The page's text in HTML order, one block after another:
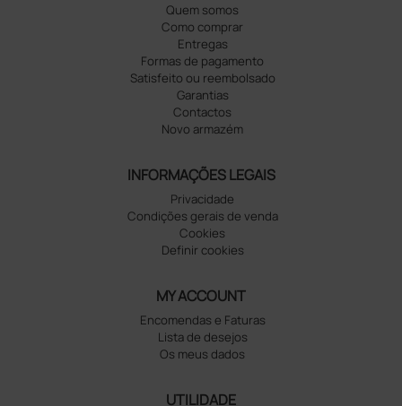
Quem somos
Como comprar
Entregas
Formas de pagamento
Satisfeito ou reembolsado
Garantias
Contactos
Novo armazém
INFORMAÇÕES LEGAIS
Privacidade
Condições gerais de venda
Cookies
Definir cookies
MY ACCOUNT
Encomendas e Faturas
Lista de desejos
Os meus dados
UTILIDADE